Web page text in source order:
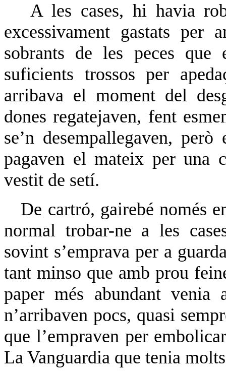
A les cases, hi havia
excessivament gastats per
sobrants de les peces
suficients trossos per
arribava el moment del
dones regatejaven, fent
se’n desempallegaven,
pagaven el mateix per una
vestit de setí.
De cartró, gairebé només
normal trobar-ne a les
sovint s’emprava per a
tant minso que amb prou
paper més abundant
n’arribaven pocs, quasi
que l’empraven per
La Vanguardia que tenia